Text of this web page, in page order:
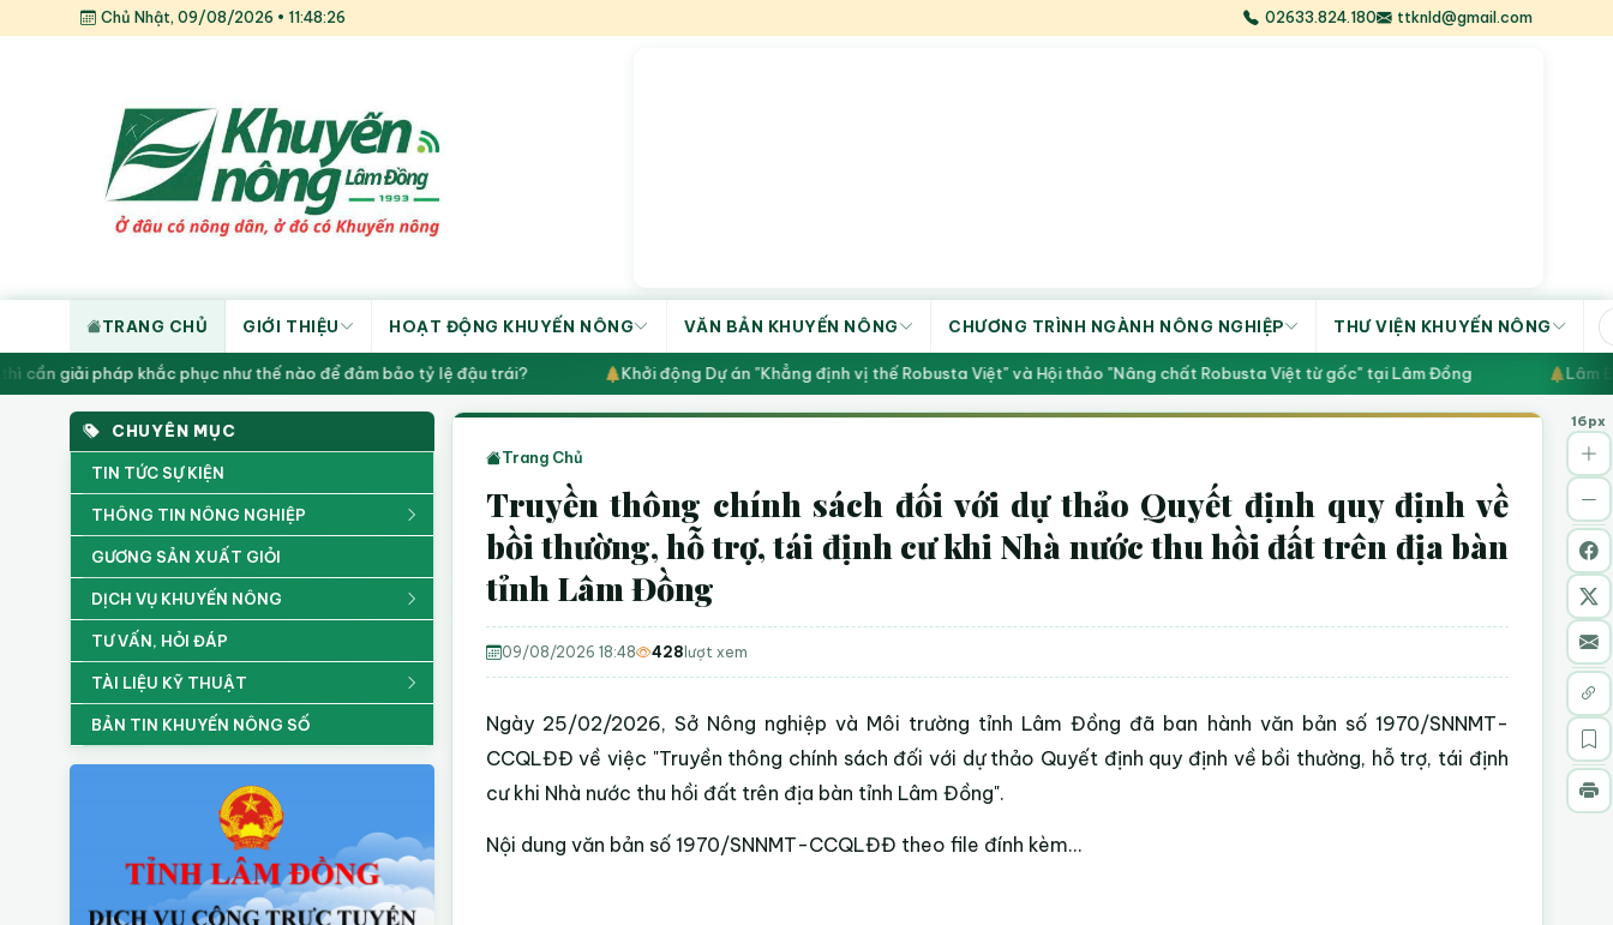
Chủ Nhật, 09/08/2026 • 11:48:27 02633.824.180 ttknld@gmail.com
TRANG CHỦ GIỚI THIỆU HOẠT ĐỘNG KHUYẾN NÔNG VĂN BẢN KHUYẾN NÔNG CHƯƠNG TRÌNH NGÀNH NÔNG NGHIỆP THƯ VIỆN KHUYẾN NÔNG
giải pháp khắc phục như thế nào để đảm bảo tỷ lệ đậu trái? Khởi động Dự án "Khẳng định vị thế Robusta Việt" và Hội thảo "Nâng chất Robusta Việt từ gốc" tại Lâm Đồng Lâm
CHUYÊN MỤC
TIN TỨC SỰ KIỆN
THÔNG TIN NÔNG NGHIỆP
GƯƠNG SẢN XUẤT GIỎI
DỊCH VỤ KHUYẾN NÔNG
TƯ VẤN, HỎI ĐÁP
TÀI LIỆU KỸ THUẬT
BẢN TIN KHUYẾN NÔNG SỐ
16px
Trang Chủ
Truyền thông chính sách đối với dự thảo Quyết định quy định về
bồi thường, hỗ trợ, tái định cư khi Nhà nước thu hồi đất trên địa bàn
tỉnh Lâm Đồng
09/08/2026 18:48 428 lượt xem
Ngày 25/02/2026, Sở Nông nghiệp và Môi trường tỉnh Lâm Đồng đã ban hành văn bản số 1970/SNNMT-
CCQLĐĐ về việc "Truyền thông chính sách đối với dự thảo Quyết định quy định về bồi thường, hỗ trợ, tái định
cư khi Nhà nước thu hồi đất trên địa bàn tỉnh Lâm Đồng".
Nội dung văn bản số 1970/SNNMT-CCQLĐĐ theo file đính kèm...